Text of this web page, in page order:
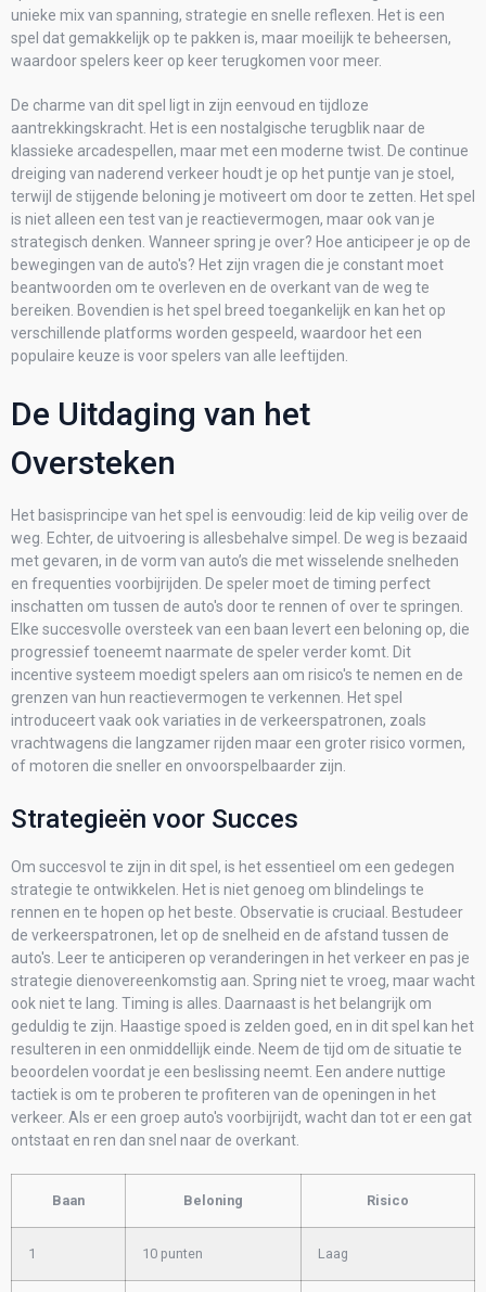
unieke mix van spanning, strategie en snelle reflexen. Het is een
spel dat gemakkelijk op te pakken is, maar moeilijk te beheersen,
waardoor spelers keer op keer terugkomen voor meer.
De charme van dit spel ligt in zijn eenvoud en tijdloze
aantrekkingskracht. Het is een nostalgische terugblik naar de
klassieke arcadespellen, maar met een moderne twist. De continue
dreiging van naderend verkeer houdt je op het puntje van je stoel,
terwijl de stijgende beloning je motiveert om door te zetten. Het spel
is niet alleen een test van je reactievermogen, maar ook van je
strategisch denken. Wanneer spring je over? Hoe anticipeer je op de
bewegingen van de auto's? Het zijn vragen die je constant moet
beantwoorden om te overleven en de overkant van de weg te
bereiken. Bovendien is het spel breed toegankelijk en kan het op
verschillende platforms worden gespeeld, waardoor het een
populaire keuze is voor spelers van alle leeftijden.
De Uitdaging van het
Oversteken
Het basisprincipe van het spel is eenvoudig: leid de kip veilig over de
weg. Echter, de uitvoering is allesbehalve simpel. De weg is bezaaid
met gevaren, in de vorm van auto’s die met wisselende snelheden
en frequenties voorbijrijden. De speler moet de timing perfect
inschatten om tussen de auto's door te rennen of over te springen.
Elke succesvolle oversteek van een baan levert een beloning op, die
progressief toeneemt naarmate de speler verder komt. Dit
incentive systeem moedigt spelers aan om risico's te nemen en de
grenzen van hun reactievermogen te verkennen. Het spel
introduceert vaak ook variaties in de verkeerspatronen, zoals
vrachtwagens die langzamer rijden maar een groter risico vormen,
of motoren die sneller en onvoorspelbaarder zijn.
Strategieën voor Succes
Om succesvol te zijn in dit spel, is het essentieel om een ​​gedegen
strategie te ontwikkelen. Het is niet genoeg om blindelings te
rennen en te hopen op het beste. Observatie is cruciaal. Bestudeer
de verkeerspatronen, let op de snelheid en de afstand tussen de
auto's. Leer te anticiperen op veranderingen in het verkeer en pas je
strategie dienovereenkomstig aan. Spring niet te vroeg, maar wacht
ook niet te lang. Timing is alles. Daarnaast is het belangrijk om
geduldig te zijn. Haastige spoed is zelden goed, en in dit spel kan het
resulteren in een onmiddellijk einde. Neem de tijd om de situatie te
beoordelen voordat je een beslissing neemt. Een andere nuttige
tactiek is om te proberen te profiteren van de openingen in het
verkeer. Als er een groep auto's voorbijrijdt, wacht dan tot er een gat
ontstaat en ren dan snel naar de overkant.
Baan Beloning Risico
1 10 punten Laag